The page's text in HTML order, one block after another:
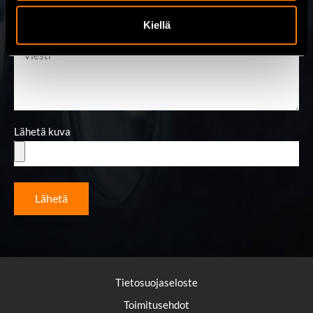
Kiellä
Lähetä kuva
Lähetä
Tietosuojaseloste
Toimitusehdot